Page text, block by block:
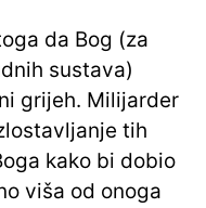
da Bog (za
sustava)
grijeh. Milijarder
tih
kako bi dobio
viša od onoga